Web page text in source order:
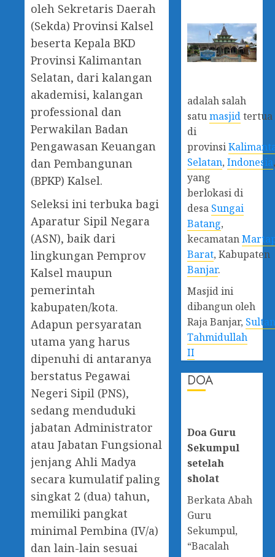
oleh Sekretaris Daerah
(Sekda) Provinsi Kalsel
beserta Kepala BKD
Provinsi Kalimantan
Selatan, dari kalangan
akademisi, kalangan
professional dan
Perwakilan Badan
Pengawasan Keuangan
dan Pembangunan
(BPKP) Kalsel.
Seleksi ini terbuka bagi
Aparatur Sipil Negara
(ASN), baik dari
lingkungan Pemprov
Kalsel maupun
pemerintah
kabupaten/kota.
Adapun persyaratan
utama yang harus
dipenuhi di antaranya
berstatus Pegawai
Negeri Sipil (PNS),
sedang menduduki
jabatan Administrator
atau Jabatan Fungsional
jenjang Ahli Madya
secara kumulatif paling
singkat 2 (dua) tahun,
memiliki pangkat
minimal Pembina (IV/a)
dan lain-lain sesuai
adalah salah
satumasjidtertua
di
provinsi
Selatan,Indonesia
yang
berlokasi di
desa Sungai
Batang,
kecamatan
Barat, Kabupaten
Banjar.
Masjid ini
dibangun oleh
Raja Banjar,
Tahmidullah
II
DOA
Doa Guru
Sekumpul
setelah
sholat
Berkata Abah
Guru
Sekumpul,
“Bacalah